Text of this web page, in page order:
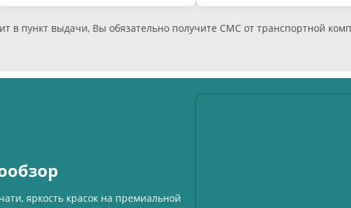
в пункт выдачи, Вы обязательно получите СМС от транспортной
яркость красок на премиальной